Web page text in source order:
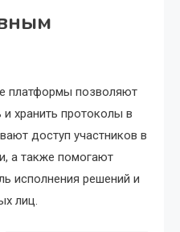
платформы позволяют
хранить протоколы в
доступ участников в
а также помогают
исполнения решений и
лиц.